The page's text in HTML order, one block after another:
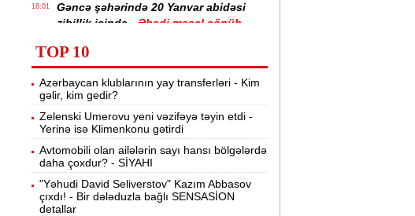
16:01
Gəncə şəhərində 20 Yanvar abidəsi
zibillik içində - Əbədi məşəl sönüb
15:45
Pakistan, Səudiyyə Ərəbistanı və
Türkiyə saziş imzalayıb -Birgə müdafiə
haqqında
15:28
“Tarqovı”dakı yanğın məhdudlaşdırıldı
-VİDEOLAR
15:13
Velosipedlər Azərbaycana hansı
ölkələrdən və neçəyə gətirilib -Siyahı
TOP 10
Azərbaycan klublarının yay transferləri - Kim
gəlir, kim gedir?
Zelenski Umerovu yeni vəzifəyə təyin etdi -
Yerinə isə Klimenkonu gətirdi
Avtomobili olan ailələrin sayı hansı bölgələrdə
daha çoxdur? - SİYAHI
"Yəhudi David Seliverstov" Kazım Abbasov
çıxdı! - Bir dələduzla bağlı SENSASİON
detallar